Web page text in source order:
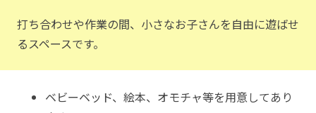
打ち合わせや作業の間、小さなお子さんを自由に遊ばせ
るスペースです。
ベビーベッド、絵本、オモチャ等を用意してあり